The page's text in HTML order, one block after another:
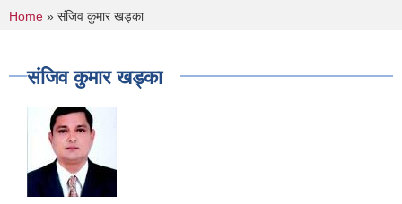
You are here
Home » संजिव कुमार खड्का
संजिव कुमार खड्का